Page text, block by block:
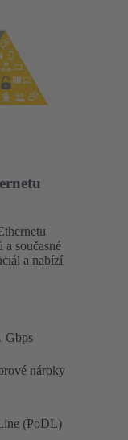
současné
a nabízí
Gbps
nároky
(PoDL)